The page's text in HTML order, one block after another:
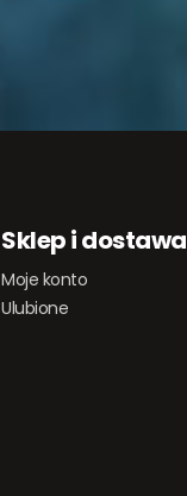
Sklep i dostawa
Moje konto
Ulubione